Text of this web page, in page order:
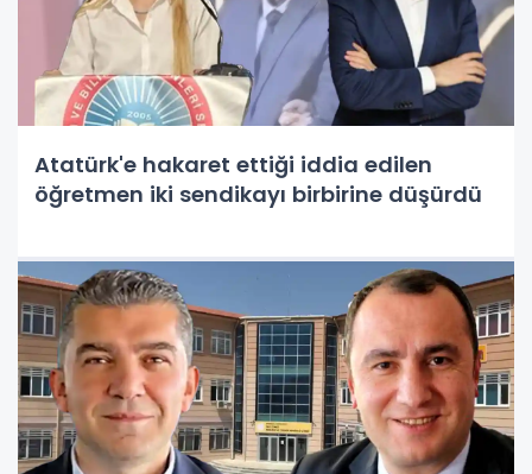
Atatürk'e hakaret ettiği iddia edilen
öğretmen iki sendikayı birbirine düşürdü